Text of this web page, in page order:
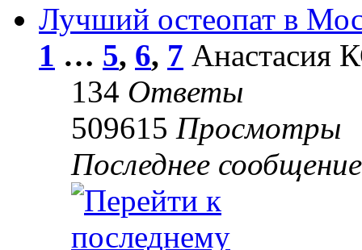
Лучший остеопат в
1 … 5, 6, 7 Анастасия
134 Ответы
509615 Просмотры
Последнее